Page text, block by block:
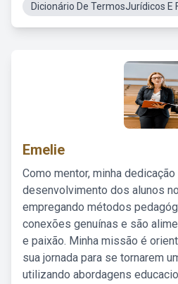
Dicionário De TermosJurídicos E
Emelie
Como mentor, minha
desenvolvimento dos alunos
empregando métodos
conexões genuínas e são
e paixão. Minha missão é
sua jornada para se tornarem
utilizando abordagens